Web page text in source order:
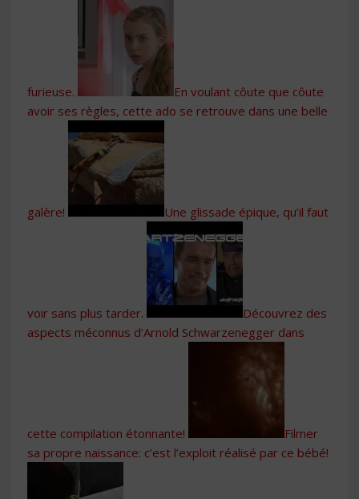
furieuse.
En voulant côute que côute
avoir ses règles, cette ado se retrouve dans une belle
galère! Une glissade épique, qu’il faut
voir sans plus tarder.
Découvrez des
aspects méconnus d’Arnold Schwarzenegger dans
cette compilation étonnante!
Filmer
sa propre naissance: c’est l’exploit réalisé par ce bébé!